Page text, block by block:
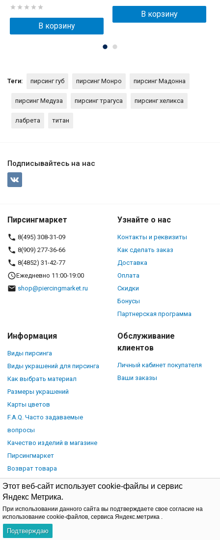
Этот веб-сайт использует cookie-файлы и сервис
Яндекс Метрика.
При использовании данного сайта вы подтверждаете свое согласие на
использование cookie-файлов, сервиса Яндекс.метрика .
Подтверждаю
В корзину
В корзину
Теги: пирсинг губ пирсинг Монро пирсинг Мадонна
пирсинг Медуза пирсинг трагуса пирсинг хеликса
лабрета титан
Подписывайтесь на нас
Пирсингмаркет
8(495) 308-31-09
8(909) 277-36-66
8(4852) 31-42-77
Ежедневно 11:00-19:00
shop@piercingmarket.ru
Узнайте о нас
Контакты и реквизиты
Как сделать заказ
Доставка
Оплата
Скидки
Бонусы
Партнерская программа
Информация
Виды пирсинга
Виды украшений для пирсинга
Как выбрать материал
Размеры украшений
Карты цветов
F.A.Q. Часто задаваемые
вопросы
Качество изделий в магазине
Пирсингмаркет
Возврат товара
Обслуживание
клиентов
Личный кабинет покупателя
Ваши заказы
© Piercingmarket.ru, 2026.Политика обработки персональных
данных